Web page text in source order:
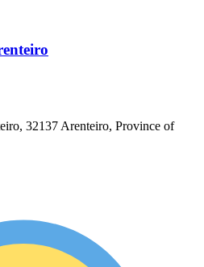
32137 Arenteiro, Province of